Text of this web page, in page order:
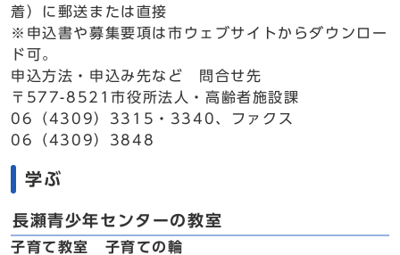
着）に郵送または直接
※申込書や募集要項は市ウェブサイトからダウンロー
ド可。
申込方法・申込み先など 問合せ先
〒577-8521市役所法人・高齢者施設課
06（4309）3315・3340、ファクス
06（4309）3848
学ぶ
長瀬青少年センターの教室
子育て教室 子育ての輪